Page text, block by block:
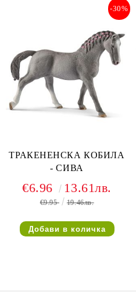
ТРАКЕНЕНСКА КОБИЛА
- СИВА
-30%
€6.96 13.61лв.
€9.95 19.46лв.